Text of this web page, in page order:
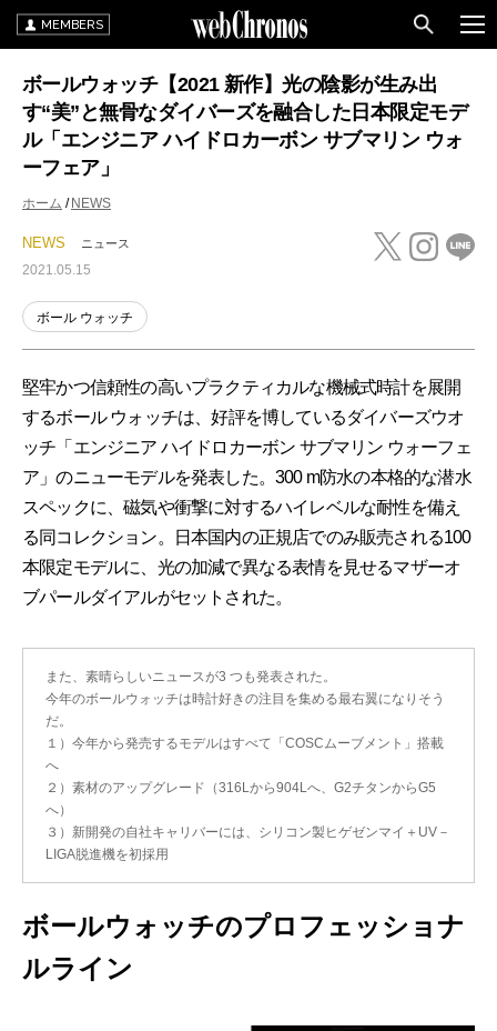
MEMBERS
ボールウォッチ【2021 新作】光の陰影が生み出
す“美”と無骨なダイバーズを融合した日本限定モデ
ル「エンジニア ハイドロカーボン サブマリン ウォ
ーフェア」
ホーム NEWS
NEWS ニュース
2021.05.15
ボール ウォッチ
堅牢かつ信頼性の高いプラクティカルな機械式時計を展開
するボール ウォッチは、好評を博しているダイバーズウオ
ッチ「エンジニア ハイドロカーボン サブマリン ウォーフェ
ア」のニューモデルを発表した。300 m防水の本格的な潜水
スペックに、磁気や衝撃に対するハイレベルな耐性を備え
る同コレクション。日本国内の正規店でのみ販売される100
本限定モデルに、光の加減で異なる表情を見せるマザーオ
ブパールダイアルがセットされた。
また、素晴らしいニュースが3 つも発表された。
今年のボールウォッチは時計好きの注目を集める最右翼になりそう
だ。
１）今年から発売するモデルはすべて「COSCムーブメント」搭載
へ
２）素材のアップグレード（316Lから904Lへ、G2チタンからG5
へ）
３）新開発の自社キャリバーには、シリコン製ヒゲゼンマイ＋UV－
LIGA脱進機を初採用
ボールウォッチのプロフェッショナ
ルライン